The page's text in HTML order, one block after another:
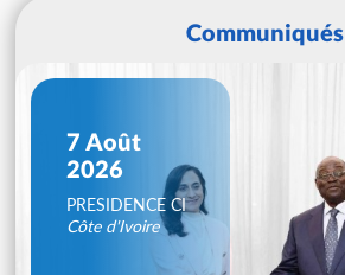
Communiqués
7 Août
2026
PRESIDENCE CI
Côte d'Ivoire